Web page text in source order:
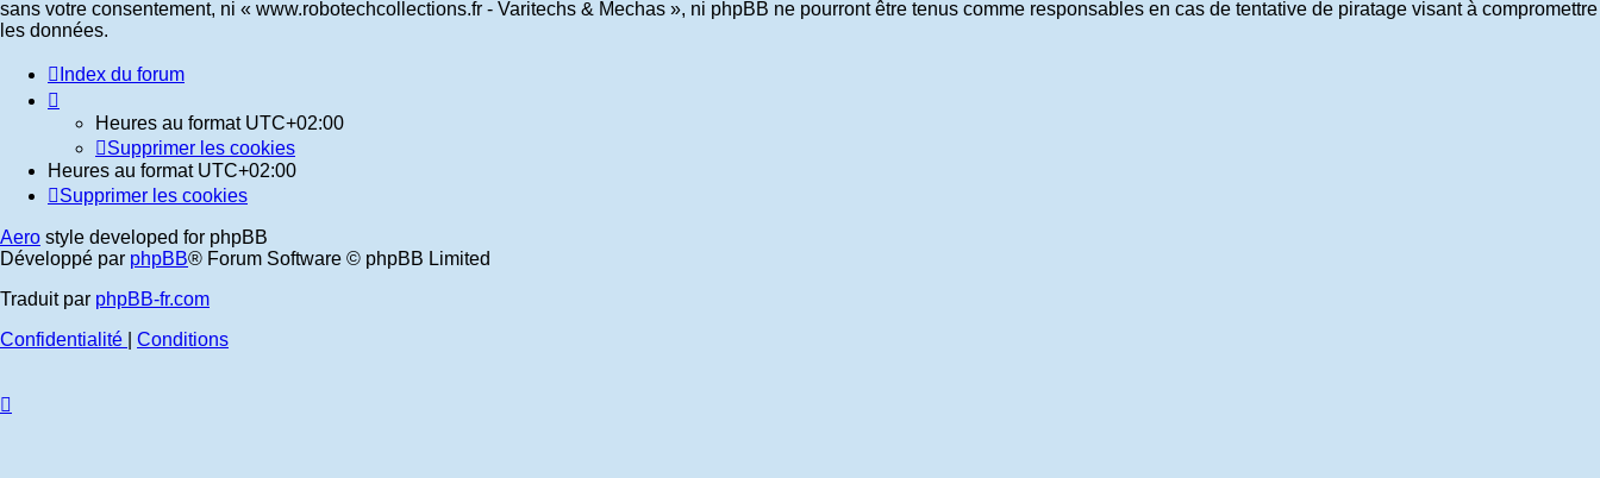
sans votre consentement, ni « www.robotechcollections.fr - Varitechs & Mechas », ni phpBB ne pourront être tenus comme responsables en cas de tentative de piratage visant à compromettre
les données.
Index du forum
Heures au format UTC+02:00
Supprimer les cookies
Heures au format UTC+02:00
Supprimer les cookies
Aero style developed for phpBB
Développé par phpBB® Forum Software © phpBB Limited
Traduit par phpBB-fr.com
Confidentialité
Conditions